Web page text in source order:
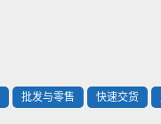
批发与零售 快速交货